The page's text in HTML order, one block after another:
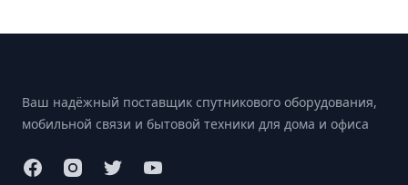
Ваш надёжный поставщик спутникового оборудования,
мобильной связи и бытовой техники для дома и офиса